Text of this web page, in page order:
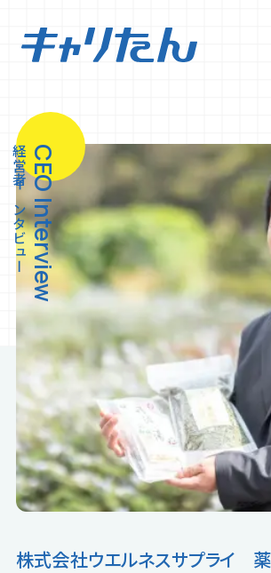
キャリアを探求する
企業一覧
先輩インタビュー
経営者インタビュー
イベント
お知らせ
初めての方へ
プライバシーポリシー
利用規約
公式LINE
掲載希
お気に入り企業
CEO Interview
経営者インタビュー
株式会社ウエルネスサプライ